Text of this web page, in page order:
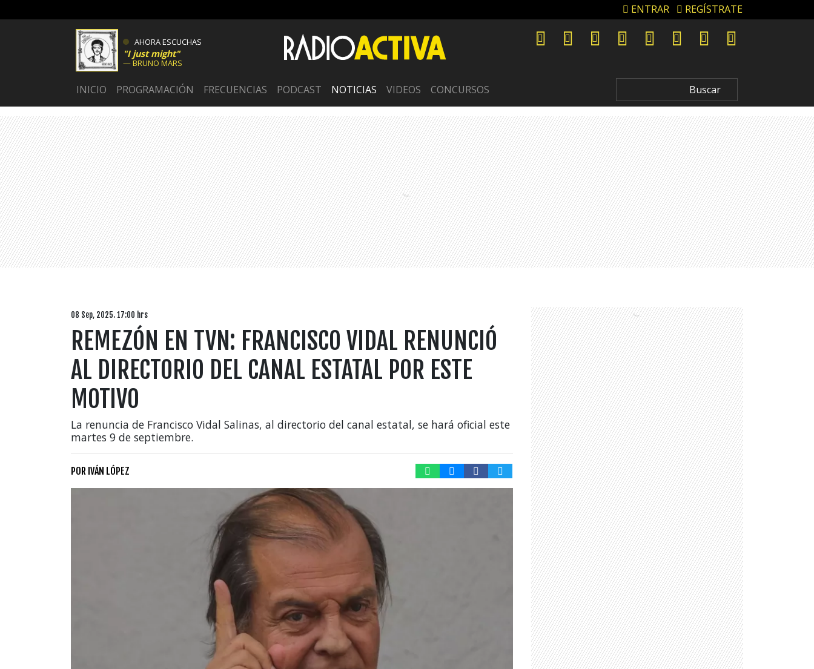
ENTRAR REGÍSTRATE
AHORA ESCUCHAS
I just might
BRUNO MARS
INICIO PROGRAMACIÓN FRECUENCIAS PODCAST NOTICIAS VIDEOS CONCURSOS
08 Sep, 2025. 17:00 hrs
REMEZÓN EN TVN: FRANCISCO VIDAL RENUNCIÓ
AL DIRECTORIO DEL CANAL ESTATAL POR ESTE
MOTIVO
La renuncia de Francisco Vidal Salinas, al directorio del canal estatal, se hará oficial este
martes 9 de septiembre.
POR IVÁN LÓPEZ